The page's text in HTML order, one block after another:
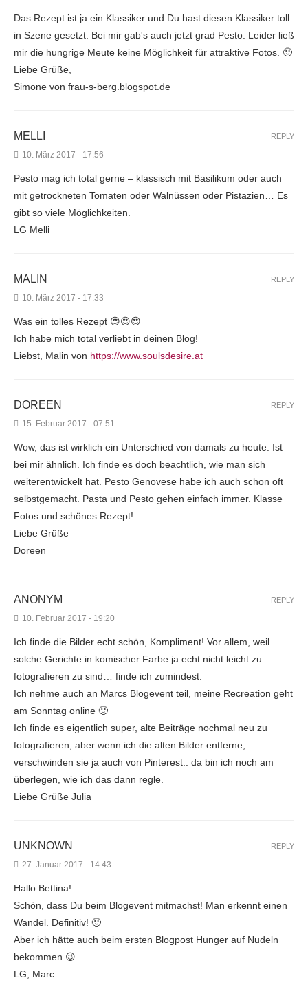
Das Rezept ist ja ein Klassiker und Du hast diesen Klassiker toll
in Szene gesetzt. Bei mir gab's auch jetzt grad Pesto. Leider ließ
mir die hungrige Meute keine Möglichkeit für attraktive Fotos. 🙂
Liebe Grüße,
Simone von frau-s-berg.blogspot.de
MELLI
10. März 2017 - 17:56
Pesto mag ich total gerne – klassisch mit Basilikum oder auch
mit getrockneten Tomaten oder Walnüssen oder Pistazien… Es
gibt so viele Möglichkeiten.
LG Melli
REPLY
MALIN
10. März 2017 - 17:33
Was ein tolles Rezept 😍😍😍
Ich habe mich total verliebt in deinen Blog!
Liebst, Malin von https://www.soulsdesire.at
REPLY
DOREEN
15. Februar 2017 - 07:51
Wow, das ist wirklich ein Unterschied von damals zu heute. Ist
bei mir ähnlich. Ich finde es doch beachtlich, wie man sich
weiterentwickelt hat. Pesto Genovese habe ich auch schon oft
selbstgemacht. Pasta und Pesto gehen einfach immer. Klasse
Fotos und schönes Rezept!
Liebe Grüße
Doreen
REPLY
ANONYM
10. Februar 2017 - 19:20
Ich finde die Bilder echt schön, Kompliment! Vor allem, weil
solche Gerichte in komischer Farbe ja echt nicht leicht zu
fotografieren zu sind… finde ich zumindest.
Ich nehme auch an Marcs Blogevent teil, meine Recreation geht
am Sonntag online 🙂
Ich finde es eigentlich super, alte Beiträge nochmal neu zu
fotografieren, aber wenn ich die alten Bilder entferne,
verschwinden sie ja auch von Pinterest.. da bin ich noch am
überlegen, wie ich das dann regle.
Liebe Grüße Julia
REPLY
UNKNOWN
27. Januar 2017 - 14:43
Hallo Bettina!
Schön, dass Du beim Blogevent mitmachst! Man erkennt einen
Wandel. Definitiv! 🙂
Aber ich hätte auch beim ersten Blogpost Hunger auf Nudeln
bekommen 😉
LG, Marc
REPLY